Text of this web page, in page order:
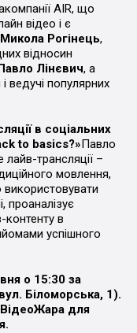
AIR, що
відео і є
Микола Рогінець,
відносин
Павло Лінєвич, а
ведучі популярних
в соціальних
to basics?» Павло
трансляції –
мовлення,
проаналізує
контенту в
успішного
о 15:30 за
Біломорська, 1).
для